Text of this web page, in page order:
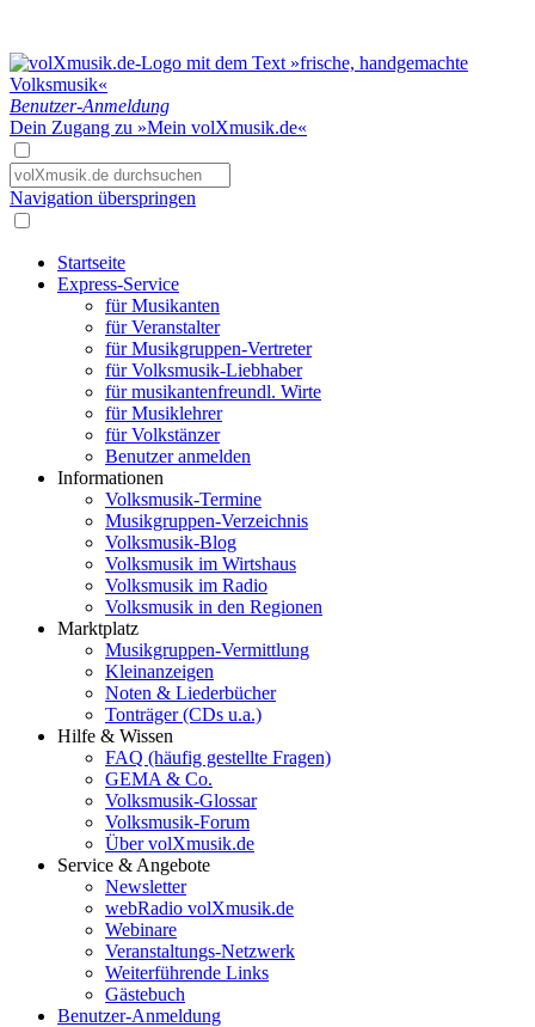
Benutzer-Anmeldung
Dein Zugang zu »Mein volXmusik.de«
Navigation überspringen
Startseite
Express-Service
für Musikanten
für Veranstalter
für Musikgruppen-Vertreter
für Volksmusik-Liebhaber
für musikantenfreundl. Wirte
für Musiklehrer
für Volkstänzer
Benutzer anmelden
Informationen
Volksmusik-Termine
Musikgruppen-Verzeichnis
Volksmusik-Blog
Volksmusik im Wirtshaus
Volksmusik im Radio
Volksmusik in den Regionen
Marktplatz
Musikgruppen-Vermittlung
Kleinanzeigen
Noten & Liederbücher
Tonträger (CDs u.a.)
Hilfe & Wissen
FAQ (häufig gestellte Fragen)
GEMA & Co.
Volksmusik-Glossar
Volksmusik-Forum
Über volXmusik.de
Service & Angebote
Newsletter
webRadio volXmusik.de
Webinare
Veranstaltungs-Netzwerk
Weiterführende Links
Gästebuch
Benutzer-Anmeldung